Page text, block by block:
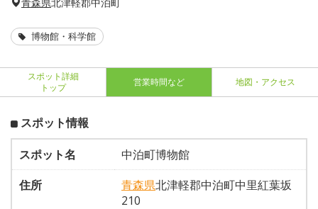
博物館・科学館
スポット詳細
トップ
営業時間など 地図・アクセス
スポット情報
スポット名
中泊町博物館
住所
青森県北津軽郡中泊町中里紅葉坂
210